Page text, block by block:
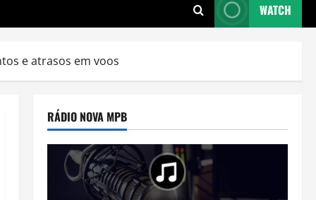
WATCH
e atrasos em voos
RÁDIO NOVA MPB